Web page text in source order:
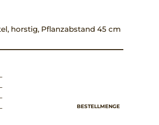
horstig, Pflanzabstand 45 cm
BESTELLMENGE